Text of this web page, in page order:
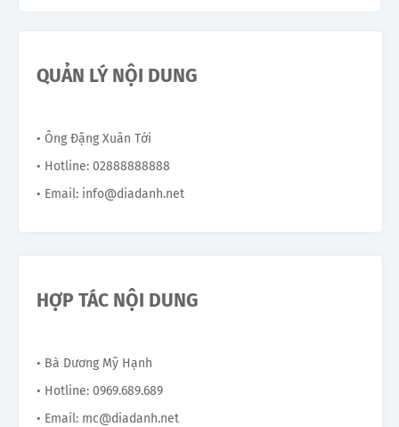
QUẢN LÝ NỘI DUNG
• Ông Đặng Xuân Tới
• Hotline: 02888888888
• Email: info@diadanh.net
HỢP TÁC NỘI DUNG
• Bà Dương Mỹ Hạnh
• Hotline: 0969.689.689
• Email: mc@diadanh.net